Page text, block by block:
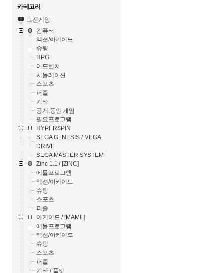
카테고리
고전게임
컴퓨터
액션/아케이드
슈팅
RPG
어드벤쳐
시뮬레이션
스포츠
퍼즐
기타
공개,동인 게임
필요프로그램
HYPERSPIN
SEGA GENESIS / MEGA
DRIVE
SEGA MASTER SYSTEM
Zinc 1.1 / [ZINC]
에뮬프로그램
액션/아케이드
슈팅
스포츠
퍼즐
아케이드 / [MAME]
에뮬프로그램
액션/아케이드
슈팅
스포츠
퍼즐
기타 / 풀셋